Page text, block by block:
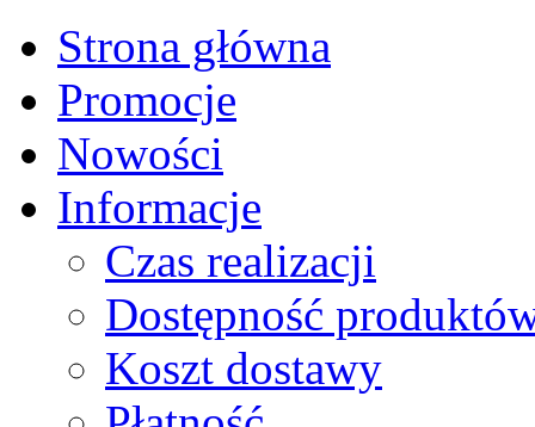
Strona główna
Promocje
Nowości
Informacje
Czas realizacji
Dostępność
Koszt dostawy